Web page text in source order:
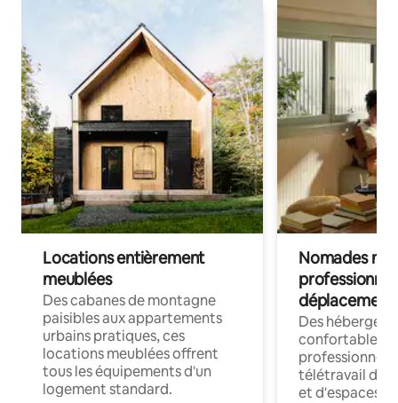
Locations entièrement
meublées
Des cabanes de montagne
paisibles aux appartements
urbains pratiques, ces
locations meublées offrent
tous les équipements d'un
logement standard.
Nomades
déplacement
Des
confortables
professionnels
télétravail
et d'espaces